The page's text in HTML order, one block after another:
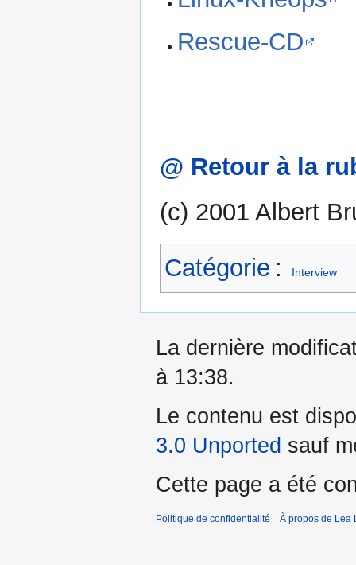
Rescue-CD
@ Retour à la
(c) 2001 Albert
Catégorie : Interview
La dernière
à 13:38.
Le contenu est
3.0 Unported sauf
Cette page a été
Politique de confidentialité À propos de Lea